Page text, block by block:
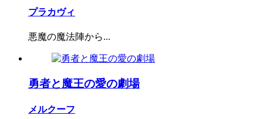
プラカヴィ
悪魔の魔法陣から...
勇者と魔王の愛の劇場
メルクーフ